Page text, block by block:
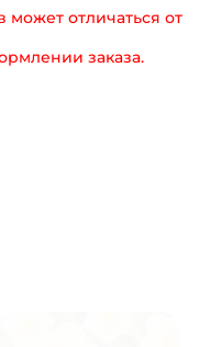
может отличаться от
заказа.